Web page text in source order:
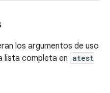
los argumentos de uso
lista completa en atest